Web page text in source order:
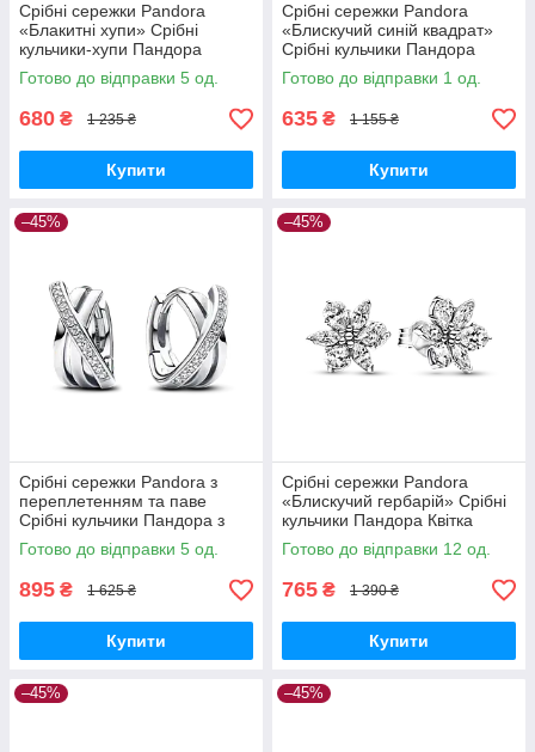
Срібні сережки Pandora
«Блакитні хупи» Срібні
кульчики-хупи Пандора
Блакитний кристал Круглі
293851C01
Готово до відправки 5 од.
680 ₴ 1 235 ₴
Купити
Срібні сережки Pandora
«Блискучий синій квадрат»
Срібні кульчики Пандора
Синій кристал Паве Камінці
293551C01
Готово до відправки 1 од.
635 ₴ 1 155 ₴
Купити
–45%
Срібні сережки Pandora з
переплетенням та паве
Срібні кульчики Пандора з
камінчиками Переплетіння
293150C01
Готово до відправки 5 од.
895 ₴ 1 625 ₴
Купити
–45%
Срібні сережки Pandora
«Блискучий гербарій» Срібні
кульчики Пандора Квітка
Зірка Паве Камінці Каміння
292633C01
Готово до відправки 12 од.
765 ₴ 1 390 ₴
Купити
–45% –45%